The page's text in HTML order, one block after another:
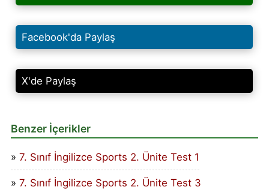
Facebook'da Paylaş
X'de Paylaş
Benzer İçerikler
7. Sınıf İngilizce Sports 2. Ünite Test 1
7. Sınıf İngilizce Sports 2. Ünite Test 3